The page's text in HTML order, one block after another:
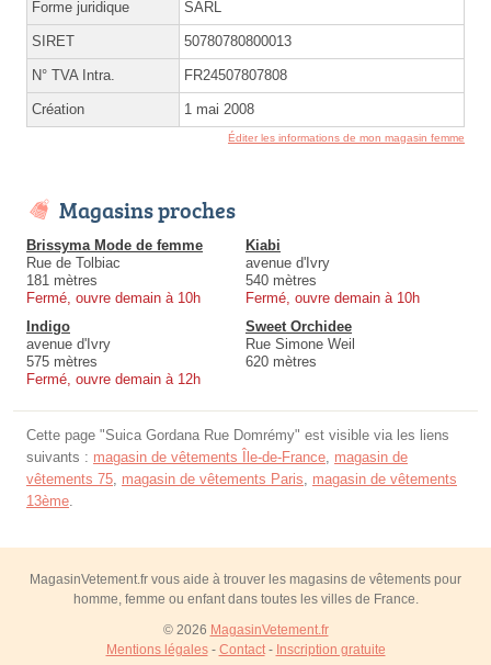
Forme juridique SARL
SIRET 50780780800013
N° TVA Intra. FR24507807808
Création 1 mai 2008
Éditer les informations de mon magasin femme
Magasins proches
Brissyma Mode de femme
Rue de Tolbiac
181 mètres
Fermé, ouvre demain à 10h
Kiabi
avenue d'Ivry
540 mètres
Fermé, ouvre demain à 10h
Indigo
avenue d'Ivry
575 mètres
Fermé, ouvre demain à 12h
Sweet Orchidee
Rue Simone Weil
620 mètres
Cette page "Suica Gordana Rue Domrémy" est visible via les liens
suivants : magasin de vêtements Île-de-France, magasin de
vêtements 75, magasin de vêtements Paris, magasin de vêtements
13ème.
MagasinVetement.fr vous aide à trouver les magasins de vêtements pour
homme, femme ou enfant dans toutes les villes de France.
© 2026 MagasinVetement.fr
Mentions légales- Contact- Inscription gratuite